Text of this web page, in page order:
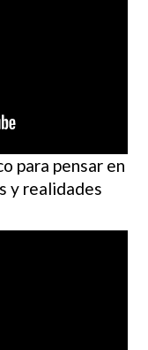
para pensar en
y realidades